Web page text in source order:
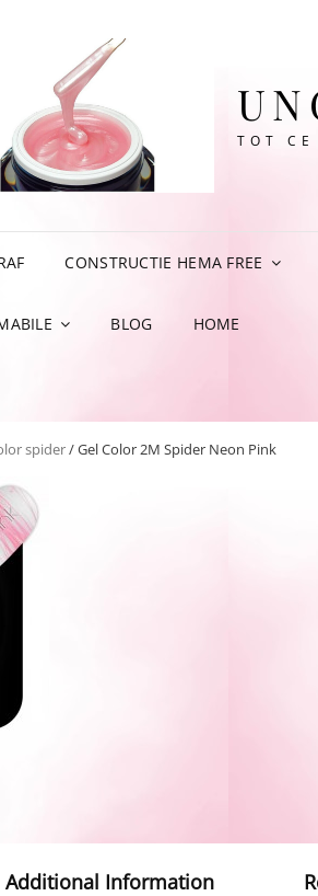
TOT
CONSTRUCTIE HEMA FREE
BLOG HOME
spider/ Gel Color 2M Spider Neon Pink
Additional Information